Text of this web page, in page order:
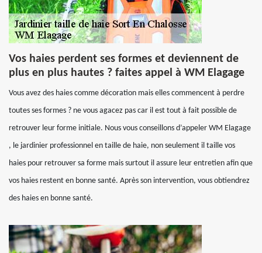
Vos haies perdent ses formes et deviennent de
plus en plus hautes ? faites appel à WM Elagage
Vous avez des haies comme décoration mais elles commencent à perdre
toutes ses formes ? ne vous agacez pas car il est tout à fait possible de
retrouver leur forme initiale. Nous vous conseillons d’appeler WM Elagage
, le jardinier professionnel en taille de haie, non seulement il taille vos
haies pour retrouver sa forme mais surtout il assure leur entretien afin que
vos haies restent en bonne santé. Après son intervention, vous obtiendrez
des haies en bonne santé.